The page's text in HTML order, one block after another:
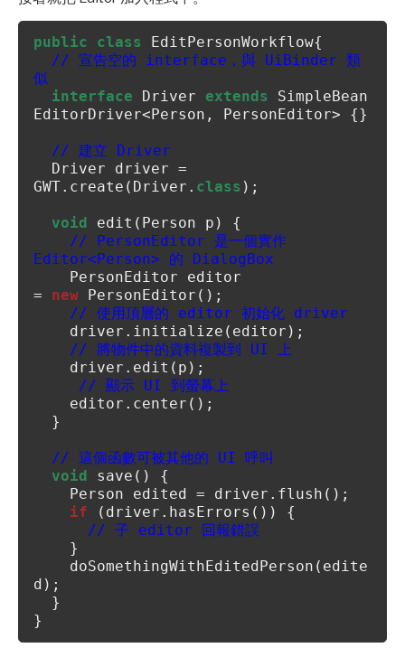
public class EditPersonWorkflow{
// 宣告空的 interface，與 UiBinder 類
似
interface Driver extends SimpleBean
EditorDriver<Person, PersonEditor> {}
// 建立 Driver
Driver driver =
GWT.create(Driver. class );
void edit(Person p) {
// PersonEditor 是一個實作
Editor<Person> 的 DialogBox
PersonEditor editor
= new PersonEditor();
// 使用頂層的 editor 初始化 driver
driver.initialize(editor);
// 將物件中的資料複製到 UI 上
driver.edit(p);
// 顯示 UI 到螢幕上
editor.center();
}
// 這個函數可被其他的 UI 呼叫
void save() {
Person edited = driver.flush();
if (driver.hasErrors()) {
// 子 editor 回報錯誤
}
doSomethingWithEditedPerson(edite
d);
}
}